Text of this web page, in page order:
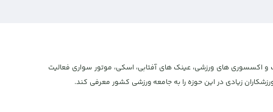
پوشاک و اکسسوری های ورزشی، عینک های آفتابی، اسکی، موتور سواری فعالیت
زیادی در این حوزه را به جامعه ورزشی کشور معرفی کند.